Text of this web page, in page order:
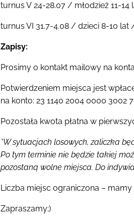
turnus V 24-28.07 / młodzież 11-
turnus VI 31.7-4.08 / dzieci 8-10
Zapisy:
Prosimy o kontakt mailowy na
Potwierdzeniem miejsca jest
na konto: 23 1140 2004 0000 3002
Pozostała kwota płatna w
*W sytuacjach losowych, zaliczka
Po tym terminie nie będzie takiej
pozostaną wolne miejsca. Do
Liczba miejsc ograniczona –
Zapraszamy;)